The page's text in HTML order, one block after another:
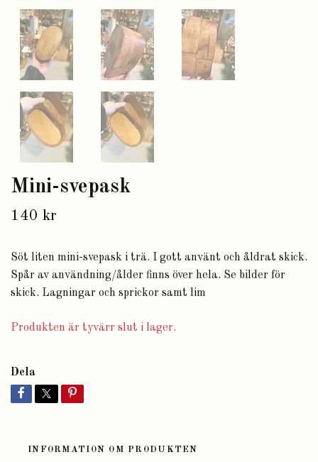
Mini-svepask
140 kr
Söt liten mini-svepask i trä. I gott använt och åldrat skick.
Spår av användning/ålder finns över hela. Se bilder för
skick. Lagningar och sprickor samt lim
Produkten är tyvärr slut i lager.
Dela
INFORMATION OM PRODUKTEN